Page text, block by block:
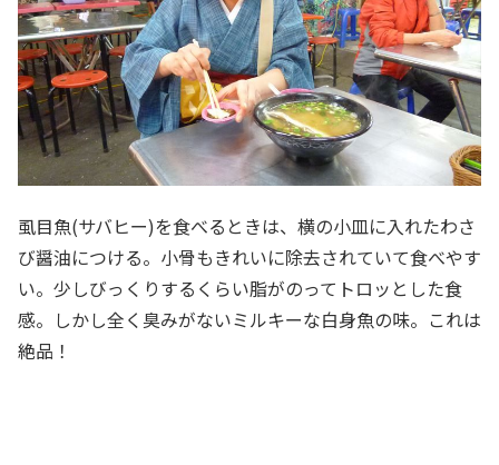
虱目魚(サバヒー)を食べるときは、横の小皿に入れたわさ
び醤油につける。小骨もきれいに除去されていて食べやす
い。少しびっくりするくらい脂がのってトロッとした食
感。しかし全く臭みがないミルキーな白身魚の味。これは
絶品！